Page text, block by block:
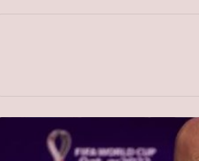
أزمة ثقة تهدد إنفانتينو.. حفيظ دراجي